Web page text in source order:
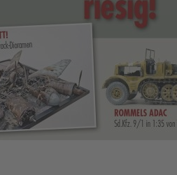
Digital 11,99 € Sofort